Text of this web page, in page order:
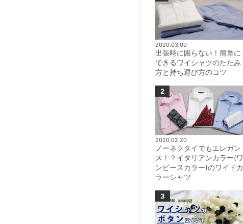
2020.03.09
出張時に困らない！簡単に
できるワイシャツのたたみ
方と持ち運び方のコツ
2020.02.20
ノーネクタイでもエレガン
ス！？イタリアンカラー(ワ
ンピースカラー)のワイドカ
ラーシャツ